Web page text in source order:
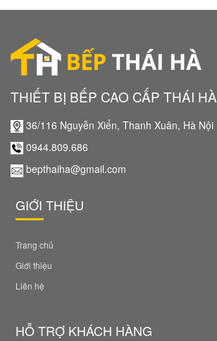
THIẾT BỊ BẾP CAO CẤP THÁI HÀ
36/116 Nguyễn Xiển, Thanh Xuân, Hà Nội
0944.809.686
bepthaiha@gmail.com
GIỚI THIỆU
Trang chủ
Giới thiệu
Liên hệ
HỖ TRỢ KHÁCH HÀNG